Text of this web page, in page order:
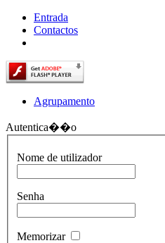
Entrada
Contactos
Agrupamento
Autentica��o
Nome de utilizador
Senha
Memorizar